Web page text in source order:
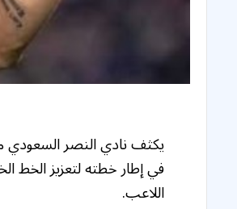
يكثف نادي النصر السعودي
في إطار خطته لتعزيز الخط
اللاعب.